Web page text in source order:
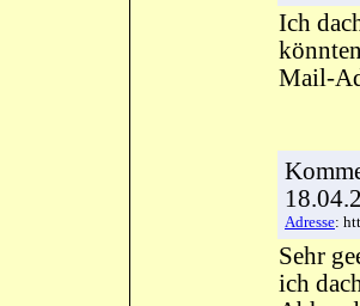
Ich
Mail-
Adresse:
Sehr
ich